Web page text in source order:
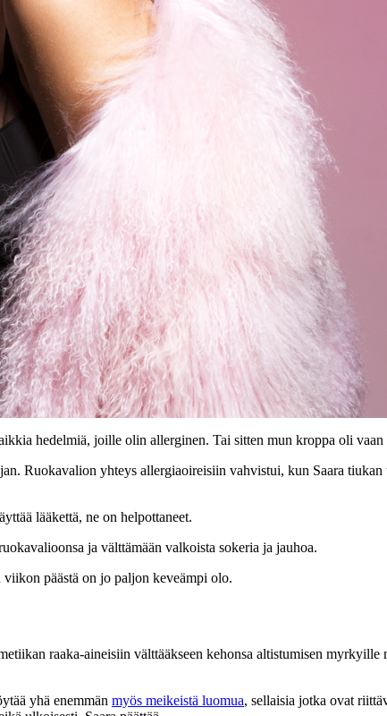
hedelmiä, joille olin allerginen. Tai sitten mun kroppa oli
Ruokavalion yhteys allergiaoireisiin vahvistui, kun Saara
lääkettä, ne on helpottaneet.
ja välttämään valkoista sokeria ja jauhoa.
viikon päästä on jo paljon keveämpi olo.
raaka-aineisiin välttääkseen kehonsa altistumisen
yhä enemmän myös meikeistä luomua, sellaisia jotka ovat